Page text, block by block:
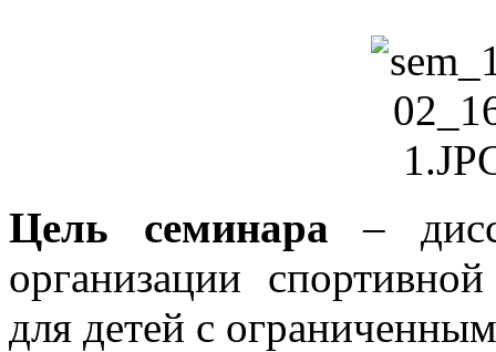
Цель семинара –
организации
для детей с